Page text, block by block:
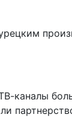
каналы